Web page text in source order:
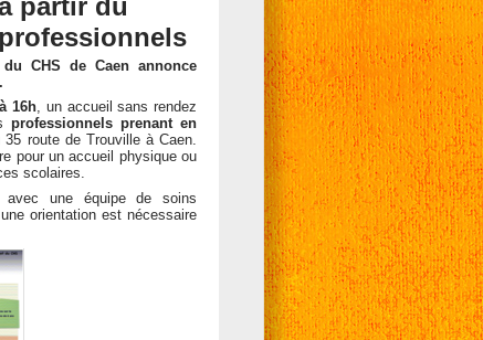
CHS de Caen annonce
16h, un accueil sans rendez
professionnels prenant en
route de Trouville à Caen.
pour un accueil physique ou
scolaires.
avec une équipe de soins
orientation est nécessaire